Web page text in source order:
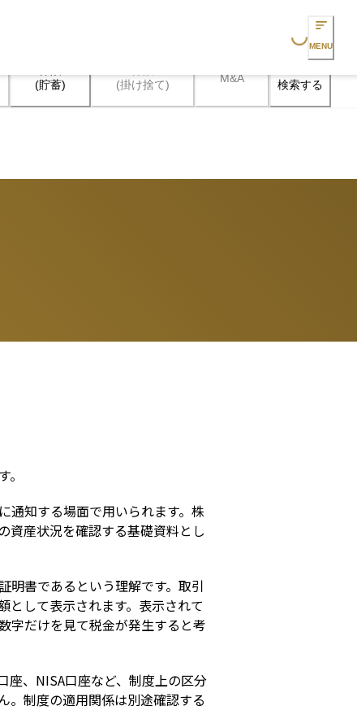
Loading... MENU
(貯蓄)
(掛け捨て)
M&A 検索する
通知する場面で用いられます。株
資産状況を確認する基礎資料とし
明書であるという理解です。取引
として表示されます。表示されて
字だけを見て税金が発生すると考
座、NISA口座など、制度上の区分
。制度の適用関係は別途確認する